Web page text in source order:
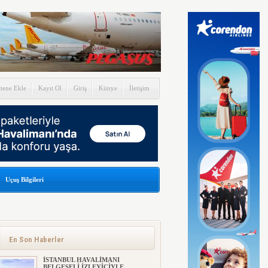
Ekle Kayıt Ol Giriş Künye İletişim
Uçuş Bilgileri
En Son Haberler
İSTANBUL HAVALİMANI